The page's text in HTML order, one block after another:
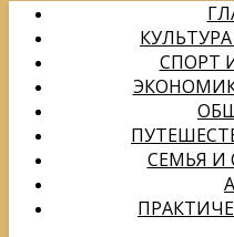
СПОРТ
СЕМЬЯ